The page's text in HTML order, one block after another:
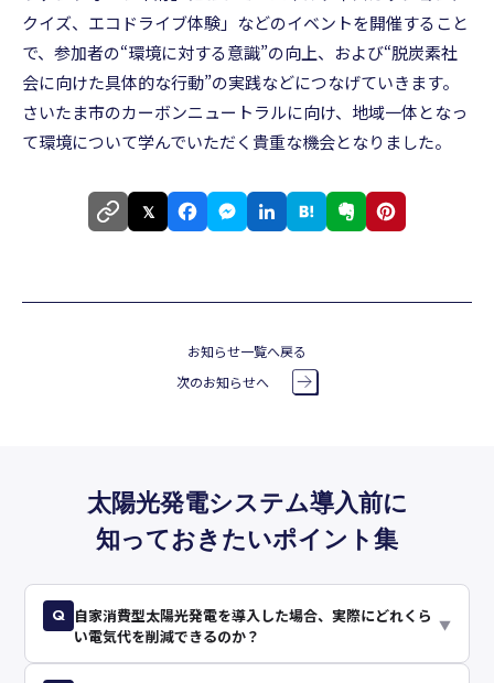
クイズ、エコドライブ体験」などのイベントを開催すること
で、参加者の“環境に対する意識”の向上、および“脱炭素社
会に向けた具体的な行動”の実践などにつなげていきます。
さいたま市のカーボンニュートラルに向け、地域一体となっ
て環境について学んでいただく貴重な機会となりました。
𝕏
お知らせ一覧へ戻る
次のお知らせへ
太陽光発電システム導入前に
知っておきたいポイント集
Q 自家消費型太陽光発電を導入した場合、実際にどれくら
い電気代を削減できるのか？
▼